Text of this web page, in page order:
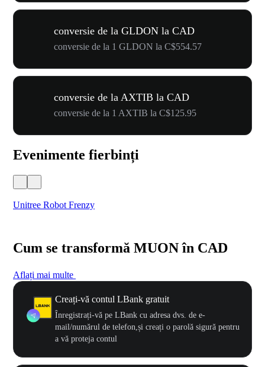
conversie de la GLDON la CAD
conversie de la 1 GLDON la C$554.57
conversie de la AXTIB la CAD
conversie de la 1 AXTIB la C$125.95
Evenimente fierbinți
Unitree Robot Frenzy
Cum se transformă MUON în CAD
Aflați mai multe
Creați-vă contul LBank gratuit
Înregistrați-vă pe LBank cu adresa dvs. de e-
mail/numărul de telefon,și creați o parolă sigură pentru
a vă proteja contul